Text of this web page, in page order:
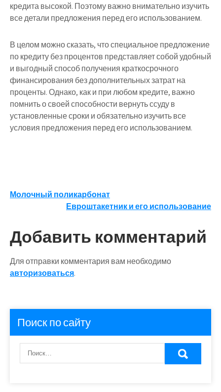
кредита высокой. Поэтому важно внимательно изучить
все детали предложения перед его использованием.
В целом можно сказать, что специальное предложение
по кредиту без процентов представляет собой удобный
и выгодный способ получения краткосрочного
финансирования без дополнительных затрат на
проценты. Однако, как и при любом кредите, важно
помнить о своей способности вернуть ссуду в
установленные сроки и обязательно изучить все
условия предложения перед его использованием.
Навигация
записям
Молочный поликарбонат
Евроштакетник и его использование
Добавить комментарий
Для отправки комментария вам необходимо
авторизоваться.
Поиск по сайту